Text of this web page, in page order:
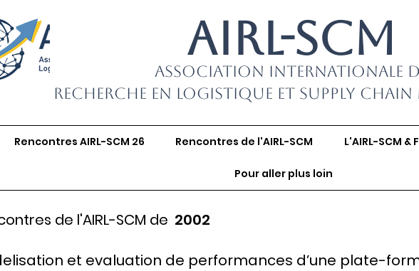
AIRL-SCM
Association Internationale
Recherche en Logistique et Supply Chain
Rencontres AIRL-SCM 26 Rencontres de l'AIRL-SCM L'AIRL-SCM &
Pour aller plus loin
de l'AIRL-SCM de 2002
et evaluation de performances d’une plate-